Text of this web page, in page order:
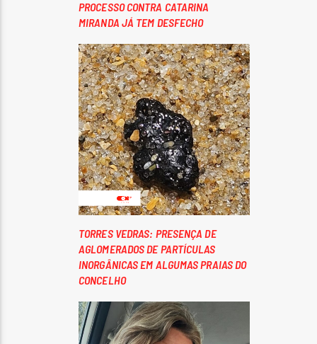
PROCESSO CONTRA CATARINA
MIRANDA JÁ TEM DESFECHO
TORRES VEDRAS: PRESENÇA DE
AGLOMERADOS DE PARTÍCULAS
INORGÂNICAS EM ALGUMAS PRAIAS DO
CONCELHO